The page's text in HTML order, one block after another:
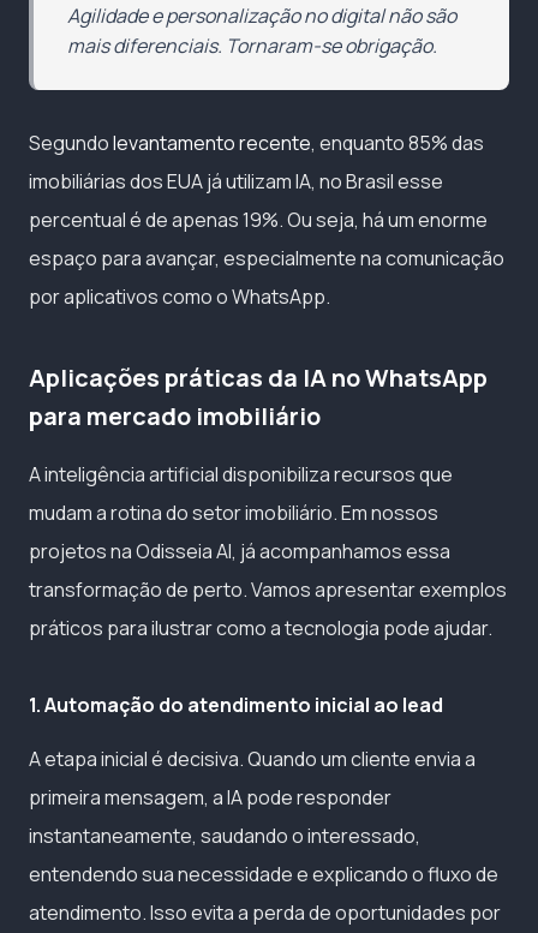
Agilidade e personalização no digital não são
mais diferenciais. Tornaram-se obrigação.
Segundolevantamento recente, enquanto 85% das
imobiliárias dos EUA já utilizam IA, no Brasil esse
percentual é de apenas 19%. Ou seja, há um enorme
espaço para avançar, especialmente na comunicação
por aplicativos como o WhatsApp.
Aplicações práticas da IA no WhatsApp
para mercado imobiliário
A inteligência artificial disponibiliza recursos que
mudam a rotina do setor imobiliário. Em nossos
projetos na Odisseia AI, já acompanhamos essa
transformação de perto. Vamos apresentar exemplos
práticos para ilustrar como a tecnologia pode ajudar.
1. Automação do atendimento inicial ao lead
A etapa inicial é decisiva. Quando um cliente envia a
primeira mensagem, a IA pode responder
instantaneamente, saudando o interessado,
entendendo sua necessidade e explicando o fluxo de
atendimento. Isso evita a perda de oportunidades por